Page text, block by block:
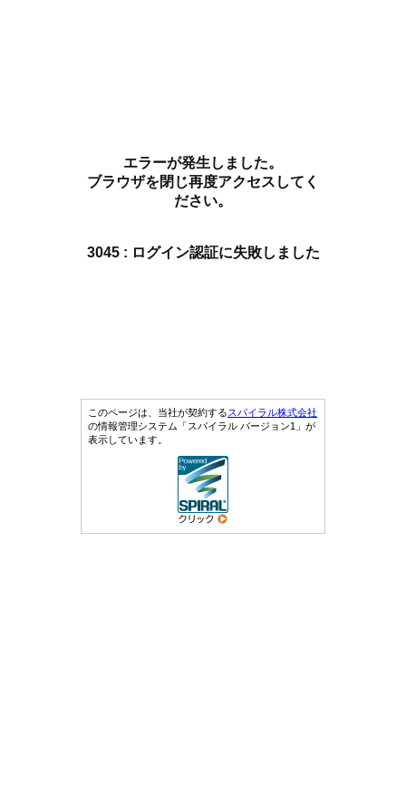
エラーが発生しました。
ブラウザを閉じ再度アクセスしてく
ださい。
3045 : ログイン認証に失敗しました
このページは、当社が契約するスパイラル株式会社
の情報管理システム「スパイラル バージョン1」が
表示しています。